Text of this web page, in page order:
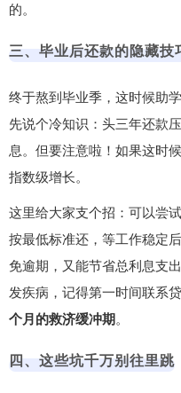
的。
三、毕业后还款的隐藏技
终于熬到毕业季，这时候助
先说个冷知识： 头三年还款
息。但要注意啦！如果这时
指数级增长。
这里给大家支个招：可以尝
按最低标准还，等工作稳定
免逾期，又能节省总利息支
发疾病，记得第一时间联系
个月的救济缓冲期。
四、这些坑千万别往里跳